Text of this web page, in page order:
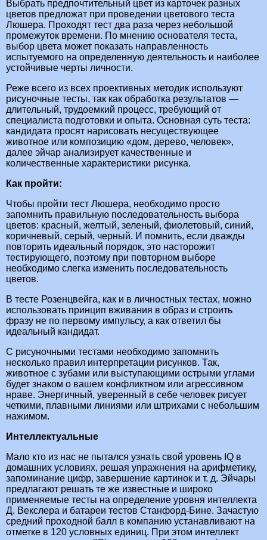
Выбрать предпочтительный цвет из карточек разных
цветов предложат при проведении цветового теста
Люшера. Проходят тест два раза через небольшой
промежуток времени. По мнению основателя теста,
выбор цвета может показать направленность
испытуемого на определенную деятельность и наиболее
устойчивые черты личности.
Реже всего из всех проективных методик используют
рисуночные тесты, так как обработка результатов —
длительный, трудоемкий процесс, требующий от
специалиста подготовки и опыта. Основная суть теста:
кандидата просят нарисовать несуществующее
животное или композицию «дом, дерево, человек»,
далее эйчар анализирует качественные и
количественные характеристики рисунка.
Как пройти:
Чтобы пройти тест Люшера, необходимо просто
запомнить правильную последовательность выбора
цветов: красный, желтый, зеленый, фиолетовый, синий,
коричневый, серый, черный. И помнить, если дважды
повторить идеальный порядок, это насторожит
тестирующего, поэтому при повторном выборе
необходимо слегка изменить последовательность
цветов.
В тесте Розенцвейга, как и в личностных тестах, можно
использовать принцип вживания в образ и строить
фразу не по первому импульсу, а как ответил бы
идеальный кандидат.
С рисуночными тестами необходимо запомнить
несколько правил интерпретации рисунков. Так,
животное с зубами или выступающими острыми углами
будет знаком о вашем конфликтном или агрессивном
нраве. Энергичный, уверенный в себе человек рисует
четкими, плавными линиями или штрихами с небольшим
нажимом.
Интеллектуальные
Мало кто из нас не пытался узнать свой уровень IQ в
домашних условиях, решая упражнения на арифметику,
запоминание цифр, завершение картинок и т. д. Эйчары
предлагают решать те же известные и широко
применяемые тесты на определение уровня интеллекта
Д. Векслера и батареи тестов Станфорд-Бине. Зачастую
средний проходной балл в компанию устанавливают на
отметке в 120 условных единиц. При этом интеллект